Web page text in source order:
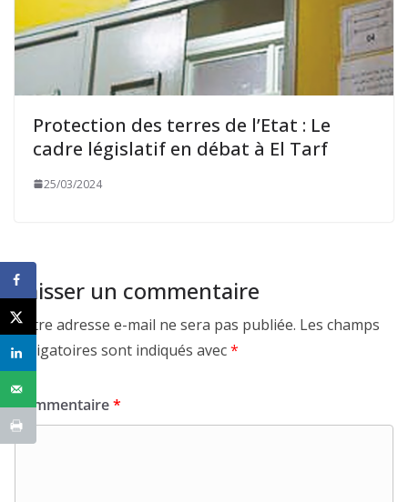
Protection des terres de l’Etat : Le
cadre législatif en débat à El Tarf
25/03/2024
Laisser un commentaire
Votre adresse e-mail ne sera pas publiée. Les champs
obligatoires sont indiqués avec*
Commentaire*